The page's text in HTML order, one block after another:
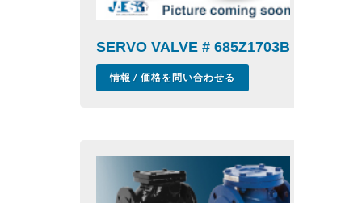
SERVO VALVE # 685Z1703B
情報 / 価格を問い合わせる